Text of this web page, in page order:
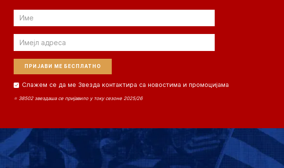
Email
Email
Слажем се да ме Звезда контактира са новостима и промоцијама
⭐ 38502 звездаша се пријавило у току сезоне 2025/26